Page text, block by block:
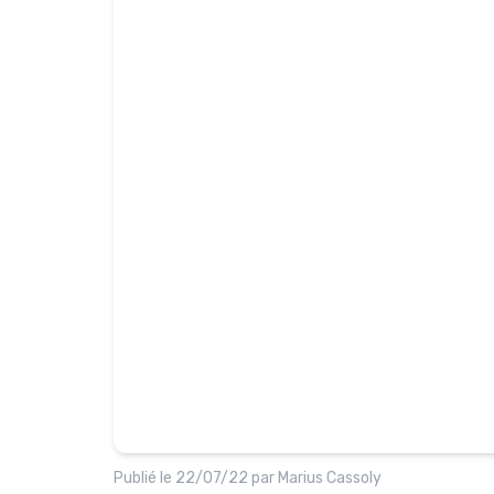
Publié le 22/07/22 par Marius Cassoly